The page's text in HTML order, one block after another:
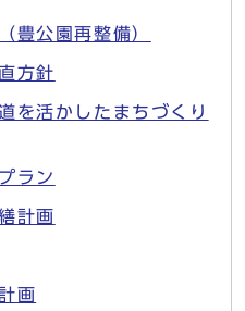
豊公園再整備）
方針
を活かしたまちづくり
ラン
計画
画